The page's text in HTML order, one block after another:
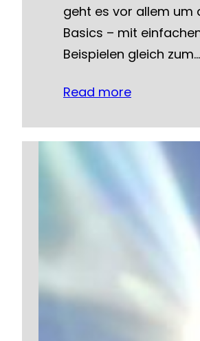
geht es vor allem um
Basics – mit
Beispielen gleich zum…
Read more